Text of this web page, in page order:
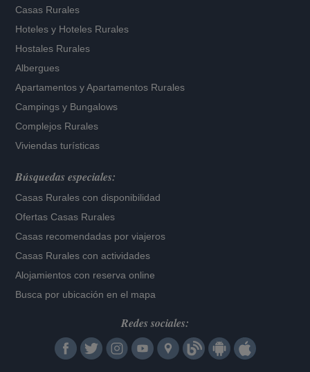
Casas Rurales
Hoteles y Hoteles Rurales
Hostales Rurales
Albergues
Apartamentos yApartamentos Rurales
Campings y Bungalows
Complejos Rurales
Viviendas turísticas
Búsquedas especiales:
Casas Rurales con disponibilidad
Ofertas Casas Rurales
Casas recomendadas por viajeros
Casas Rurales con actividades
Alojamientos con reserva online
Busca por ubicación en el mapa
Redes sociales: